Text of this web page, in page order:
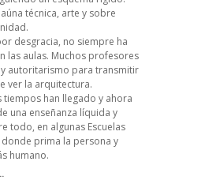
técnica, arte y sobre
desgracia, no siempre ha
las aulas. Muchos profesores
autoritarismo para transmitir
ver la arquitectura.
tiempos han llegado y ahora
una enseñanza líquida y
todo, en algunas Escuelas
donde prima la persona y
humano.